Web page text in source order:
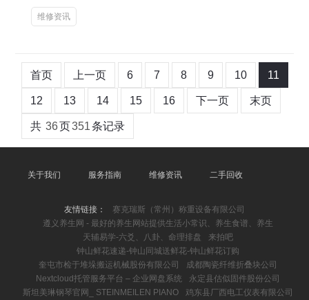
维修资讯
首页 上一页 6 7 8 9 10 11
12 13 14 15 16 下一页 末页
共 36页351条记录
关于我们 服务指南 维修资讯 二手回收
友情链接：
赛克瑞斯（常州）称重设备有限公司
遵义养生网 - 最好的养生网站提供生活小常识、养生食谱、养生
天辅易学-六爻、八卦、命理排盘
来拍吧
钟山鲜花速递-钟山同城送鲜花-钟山鲜花订购
奎屯市检于堆垛搬运机械股份有限公司
成都陶瓷纤维折叠块公司
Nextcloud托管服务平台 – 企业网盘系统
永定县估似固件股份公司
斯坦美琳钢琴官网_ STEINMEILEN PIANO
鸡东县厂西电工仪表有限公司